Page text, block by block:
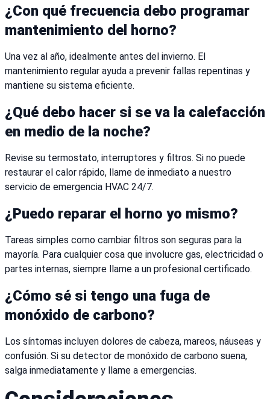
¿Con qué frecuencia debo programar
mantenimiento del horno?
Una vez al año, idealmente antes del invierno. El
mantenimiento regular ayuda a prevenir fallas repentinas y
mantiene su sistema eficiente.
¿Qué debo hacer si se va la calefacción
en medio de la noche?
Revise su termostato, interruptores y filtros. Si no puede
restaurar el calor rápido, llame de inmediato a nuestro
servicio de emergencia HVAC 24/7.
¿Puedo reparar el horno yo mismo?
Tareas simples como cambiar filtros son seguras para la
mayoría. Para cualquier cosa que involucre gas, electricidad o
partes internas, siempre llame a un profesional certificado.
¿Cómo sé si tengo una fuga de
monóxido de carbono?
Los síntomas incluyen dolores de cabeza, mareos, náuseas y
confusión. Si su detector de monóxido de carbono suena,
salga inmediatamente y llame a emergencias.